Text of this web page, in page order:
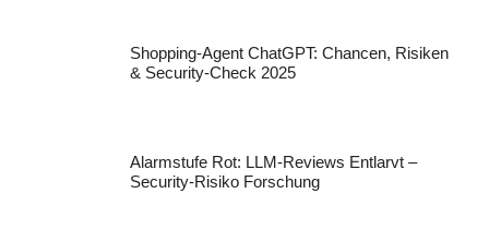
Shopping-Agent ChatGPT: Chancen, Risiken
& Security-Check 2025
Alarmstufe Rot: LLM-Reviews Entlarvt –
Security-Risiko Forschung